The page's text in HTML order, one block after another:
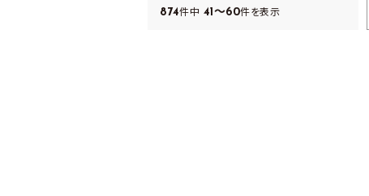
874件中 41～60件を表示